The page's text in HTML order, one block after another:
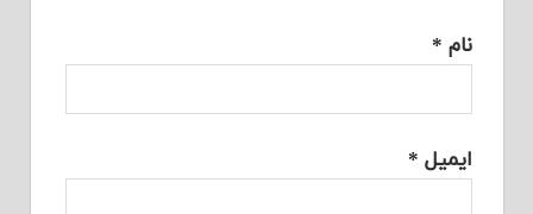
نام *
ایمیل *